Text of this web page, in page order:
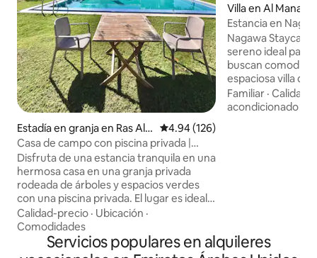
Estadía en granja en Ras Al-
Jaima
Calificación promedio: 4.94 de
4.94 (126)
Casa de campo con piscina privada |
Retiro familiar
Disfruta de una estancia tranquila en una
hermosa casa en una granja privada
rodeada de árboles y espacios verdes
con una piscina privada. El lugar es ideal
para familias y aquellos que buscan
relajarse lejos del ajetreo y el bullicio de la
ciudad. La casa está totalmente
equipada (3 cómodas habitaciones,
Calidad-precio · Ubicación ·
Comodidades
Villa en Al
Estancia en
Nagawa
sereno ideal para
buscan
espaciosa villa
con piscina
además de una
alojamiento.
Familiar ·Calidad-
acondicionado
Servicios populares en alquileres